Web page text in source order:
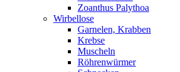
Zoanthus Palythoa
Wirbellose
Garnelen, Krabben
Krebse
Muscheln
Röhrenwürmer